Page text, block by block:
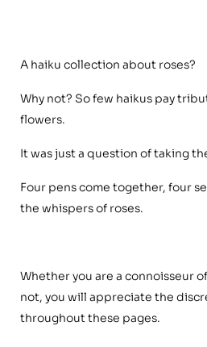
A haiku collection about roses?
Why not? So few haikus pay
flowers.
It was just a question of taking
Four pens come together, four
the whispers of roses.
Whether you are a connoisseur
not, you will appreciate the
throughout these pages.